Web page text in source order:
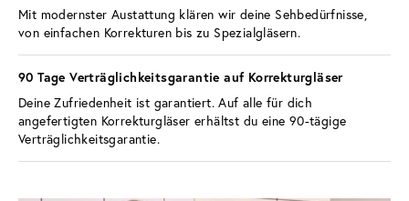
Mit modernster Austattung klären wir deine Sehbedürfnisse,
von einfachen Korrekturen bis zu Spezialgläsern.
90 Tage Verträglichkeitsgarantie auf Korrekturgläser
Deine Zufriedenheit ist garantiert. Auf alle für dich
angefertigten Korrekturgläser erhältst du eine 90-tägige
Verträglichkeitsgarantie.